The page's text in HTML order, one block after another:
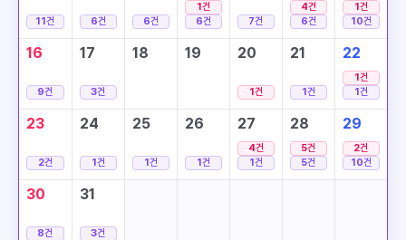
11건 6건 6건
1건
6건 7건
4건
6건
1건
10건
16
9건
17
3건
18 19 20
1건
21
1건
22
1건
1건
23
2건
24
1건
25
1건
26
1건
27
4건
1건
28
5건
5건
29
2건
10건
30
8건
31
3건